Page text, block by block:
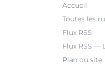
Accueil
Toutes les
Flux RSS
Flux RSS —
Plan du site